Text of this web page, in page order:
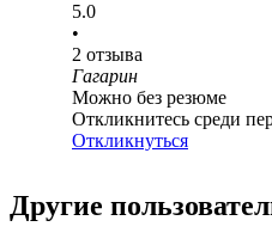
5.0
•
2 отзыва
Гагарин
Можно без резюме
Откликнитесь среди
Откликнуться
Другие